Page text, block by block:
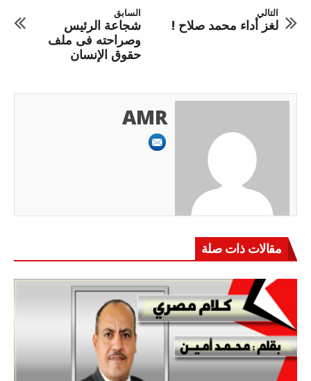
السابق
شجاعة الرئيس
وصراحته فى ملف
حقوق الإنسان
التالي
لغز أداء محمد صلاح !
AMR
مقالات ذات صلة